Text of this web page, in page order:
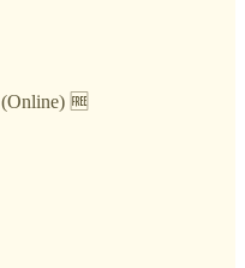
(Online) 🆓